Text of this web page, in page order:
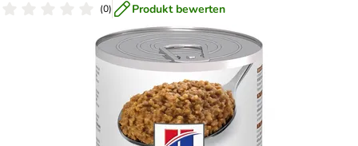
(0) Produkt bewerten